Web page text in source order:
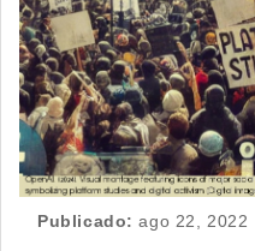
Publicado: ago 22, 2022